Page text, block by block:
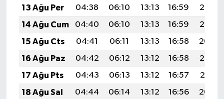
13 Ağu Per
04:38 06:10 13:13 16:59
20:06
14 Ağu Cum
04:40 06:10 13:13 16:59
20:05
15 Ağu Cts
04:41 06:11 13:13 16:58
20:04
16 Ağu Paz
04:42 06:12 13:12 16:58
20:03
17 Ağu Pts
04:43 06:13 13:12 16:57
20:01
18 Ağu Sal
04:44 06:14 13:12 16:56
20:00